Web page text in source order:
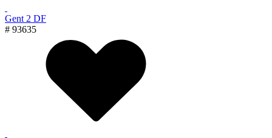
Gent 2 DF
# 93635